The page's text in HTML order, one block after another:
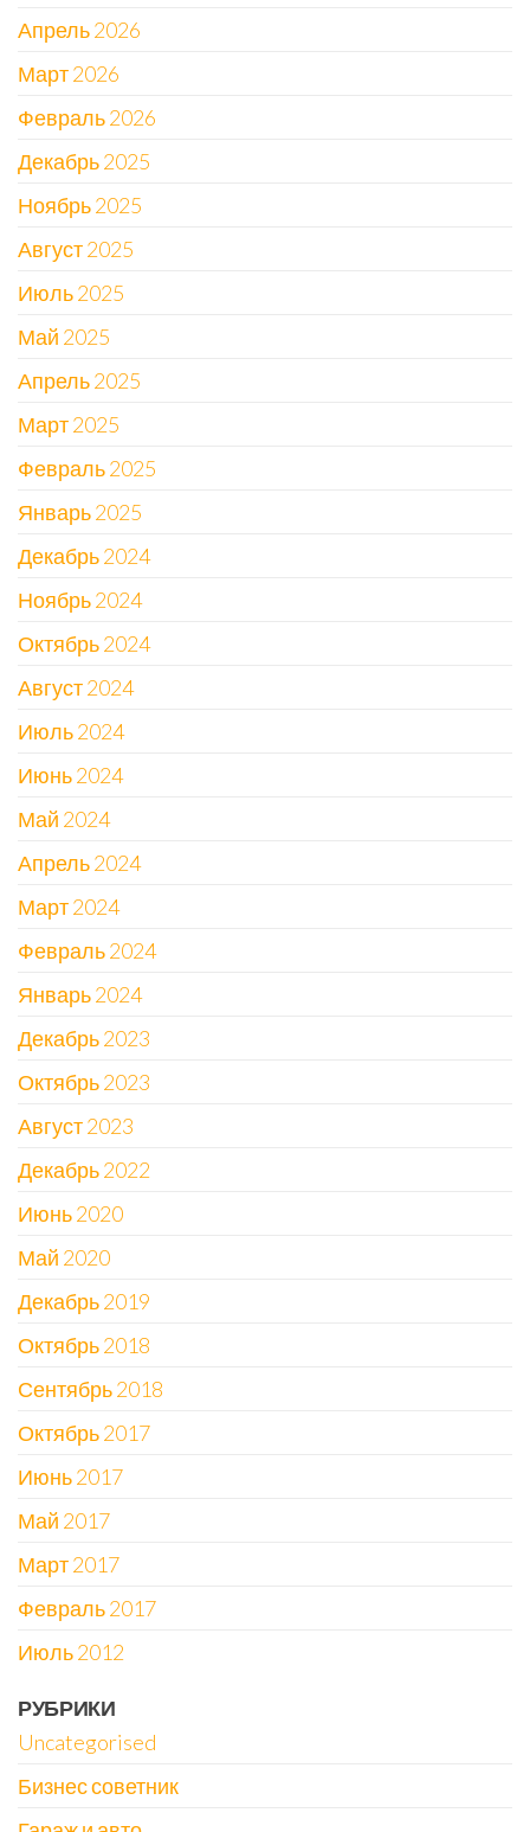
Апрель 2026
Март 2026
Февраль 2026
Декабрь 2025
Ноябрь 2025
Август 2025
Июль 2025
Май 2025
Апрель 2025
Март 2025
Февраль 2025
Январь 2025
Декабрь 2024
Ноябрь 2024
Октябрь 2024
Август 2024
Июль 2024
Июнь 2024
Май 2024
Апрель 2024
Март 2024
Февраль 2024
Январь 2024
Декабрь 2023
Октябрь 2023
Август 2023
Декабрь 2022
Июнь 2020
Май 2020
Декабрь 2019
Октябрь 2018
Сентябрь 2018
Октябрь 2017
Июнь 2017
Май 2017
Март 2017
Февраль 2017
Июль 2012
РУБРИКИ
Uncategorised
Бизнес советник